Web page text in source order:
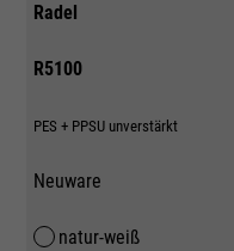
Radel
R5100
PES + PPSU unverstärkt
Neuware
natur-weiß